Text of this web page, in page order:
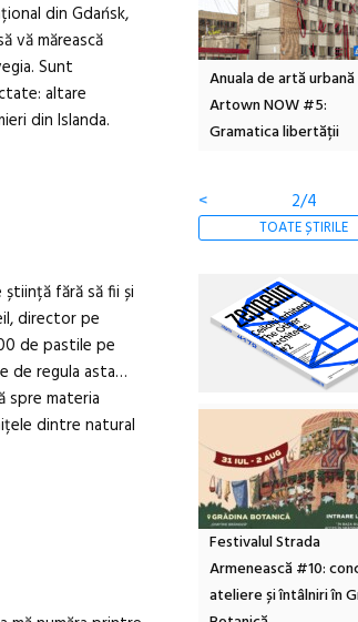
din Gdańsk,
vă mărească
Sunt
altare
din Islanda.
fără să fii și
director pe
de pastile pe
de regula asta…
spre materia
dintre natural
Design
Anuala de artă urbană
Artown NOW #5:
Gramatica libertății
<
3/4
TOATE ȘTIRILE
Festivalul Strada
Armenească #10:
ateliere și întâlniri în